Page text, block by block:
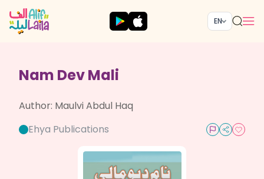
EN
Nam Dev Mali
Author: Maulvi Abdul Haq
Ehya Publications